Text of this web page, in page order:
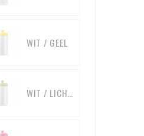
WIT / GEEL